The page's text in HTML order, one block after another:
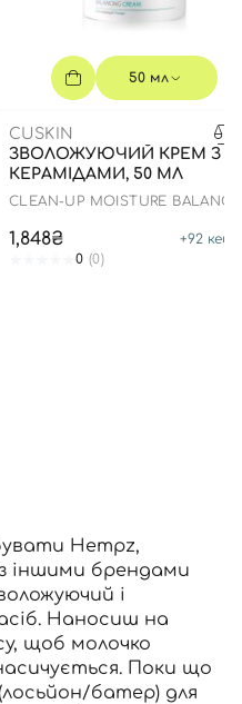
50 мл
CUSKIN
ЗВОЛОЖУЮЧИЙ КРЕМ З
КЕРАМІДАМИ, 50 МЛ
CLEAN-UP MOISTURE
1,848₴ +92
0 (0)
Hempz,
іншими брендами
і
Наносиш на
щоб молочко
Поки що
батер) для